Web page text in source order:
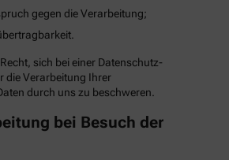
gegen die Verarbeitung;
sich bei einer Datenschutz-
die Verarbeitung Ihrer
durch uns zu beschweren.
bei Besuch der